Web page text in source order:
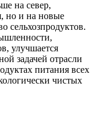
на север,
но и на новые
сельхозпродуктов.
улучшается
задачей отрасли
питания всех
чистых